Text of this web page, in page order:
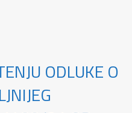
ODLUKE O